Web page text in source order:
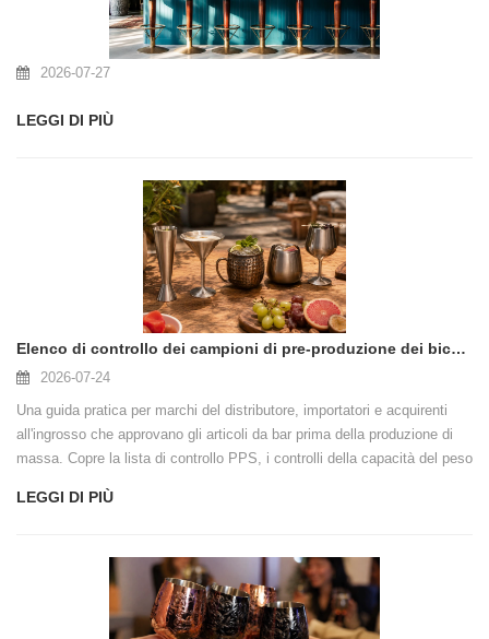
2026-07-27
LEGGI DI PIÙ
Elenco di controllo dei campioni di pre-produzione dei bicchieri prima della produzione di massa
2026-07-24
Una guida pratica per marchi del distributore, importatori e acquirenti
all'ingrosso che approvano gli articoli da bar prima della produzione di
massa. Copre la lista di controllo PPS, i controlli della capacità del peso
all'ispezione del campionamento della produzione.
LEGGI DI PIÙ